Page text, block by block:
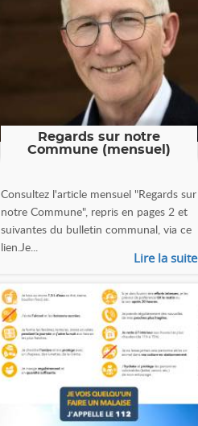
Regards sur notre
Commune (mensuel)
Consultez l'article mensuel "Regards sur
notre Commune", repris en pages 2 et
suivantes du bulletin communal, via ce
lien.Je...
Lire la suite